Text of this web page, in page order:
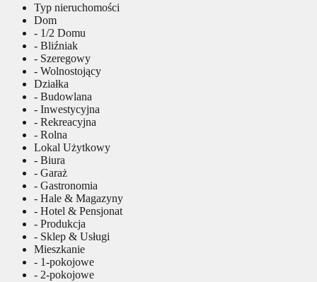
Typ nieruchomości
Dom
- 1/2 Domu
- Bliźniak
- Szeregowy
- Wolnostojący
Działka
- Budowlana
- Inwestycyjna
- Rekreacyjna
- Rolna
Lokal Użytkowy
- Biura
- Garaż
- Gastronomia
- Hale & Magazyny
- Hotel & Pensjonat
- Produkcja
- Sklep & Usługi
Mieszkanie
- 1-pokojowe
- 2-pokojowe